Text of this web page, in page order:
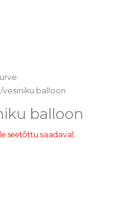
vesiniku balloon
balloon
seetõttu saadaval.